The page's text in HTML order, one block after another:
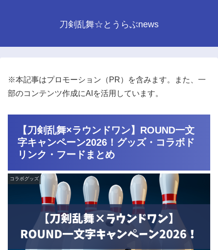
刀剣乱舞☆とうらぶnews
※本記事はプロモーション（PR）を含みます。また、一
部のコンテンツ作成にAIを活用しています。
【刀剣乱舞×ラウンドワン】ROUND一文
字キャンペーン2026！グッズ・コラボド
リンク・フードまとめ
コラボグッズ